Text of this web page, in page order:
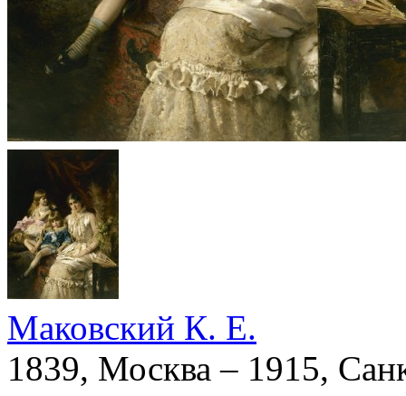
Маковский К. Е.
1839, Москва – 1915,